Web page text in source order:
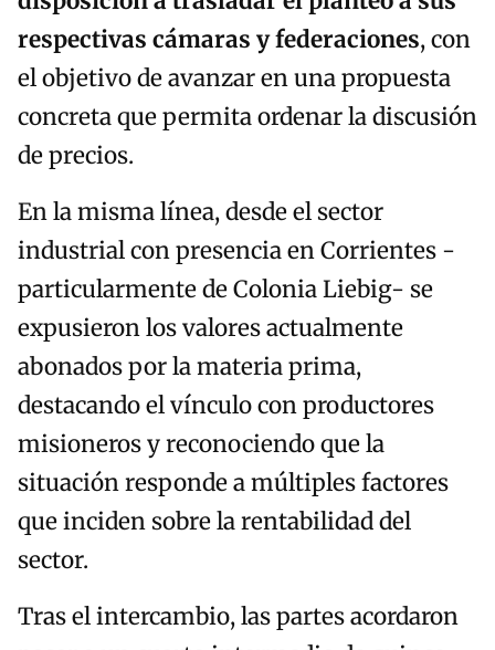
respectivas cámaras y federaciones, con
el objetivo de avanzar en una propuesta
concreta que permita ordenar la discusión
de precios.
En la misma línea, desde el sector
industrial con presencia en Corrientes -
particularmente de Colonia Liebig- se
expusieron los valores actualmente
abonados por la materia prima,
destacando el vínculo con productores
misioneros y reconociendo que la
situación responde a múltiples factores
que inciden sobre la rentabilidad del
sector.
Tras el intercambio, las partes acordaron